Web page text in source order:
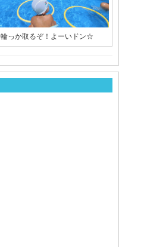
輪っか取るぞ！よーいドン☆